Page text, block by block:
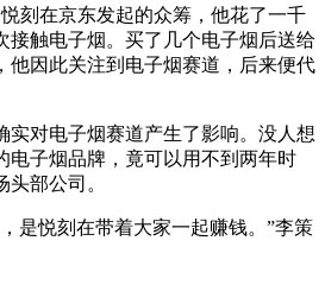
刻在京东发起的众筹，他花了一千
接触电子烟。买了几个电子烟后送给
他因此关注到电子烟赛道，后来便代
实对电子烟赛道产生了影响。没人想
电子烟品牌，竟可以用不到两年时
部公司。
是悦刻在带着大家一起赚钱。”李策